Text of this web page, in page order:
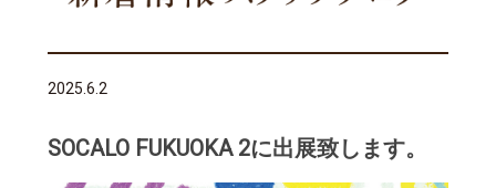
2025.6.2
SOCALO FUKUOKA 2に出展致します。